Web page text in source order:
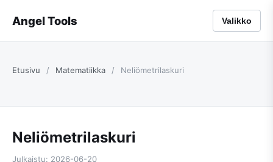
Angel Tools Valikko
Etusivu / Matematiikka / Neliömetrilaskuri
Neliömetrilaskuri
Julkaistu: 2026-06-20